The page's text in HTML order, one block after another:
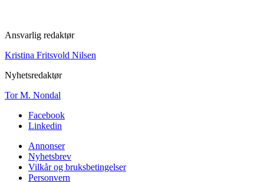
Ansvarlig redaktør
Kristina Fritsvold Nilsen
Nyhetsredaktør
Tor M. Nondal
Facebook
Linkedin
Annonser
Nyhetsbrev
Vilkår og bruksbetingelser
Personvern